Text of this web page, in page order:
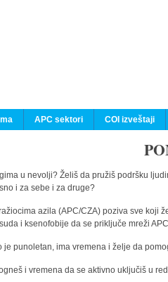
APC sektori COI izveštaji
u nevolji? Želiš da pružiš podršku
i za sebe i za druge?
azila (APC/CZA) poziva sve koji
i ksenofobije da se priključe mreži
je punoletan, ima vremena i želje da
i vremena da se aktivno uključiš u